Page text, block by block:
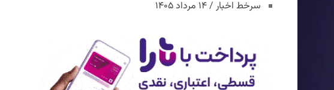
سرخط اخبار / ۱۴ مرداد ۱۴۰۵